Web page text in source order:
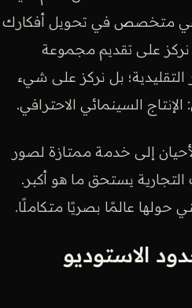
متخصص في تحويل أفكارك
نركز على تقديم مجموعة
بل نركز على شيء
السينمائي الاحترافي.
إلى خدمة ممتازة لصور
يستحق ما هو أكبر.
عالمًا بصريًا متكاملًا.
الاستوديو